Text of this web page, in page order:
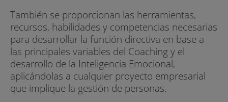
También se proporcionan las herramientas,
recursos, habilidades y competencias necesarias
para desarrollar la función directiva en base a
las principales variables del Coaching y el
desarrollo de la Inteligencia Emocional,
aplicándolas a cualquier proyecto empresarial
que implique la gestión de personas.